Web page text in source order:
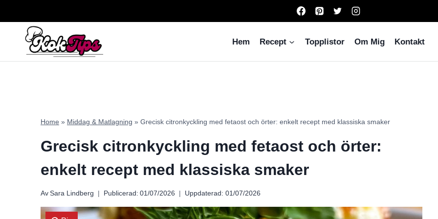
Hem
Recept Topplistor Om Mig Kontakt
Home » Middag & Matlagning » Grecisk citronkyckling med fetaost och örter: enkelt recept med klassiska smaker
Grecisk citronkyckling med fetaost och örter:
enkelt recept med klassiska smaker
Av Sara Lindberg Publicerad: 01/07/2026 Uppdaterad: 01/07/2026